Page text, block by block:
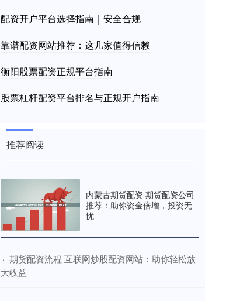
配资开户平台选择指南｜安全合规
靠谱配资网站推荐：这几家值得信赖
衡阳股票配资正规平台指南
股票杠杆配资平台排名与正规开户指南
推荐阅读
内蒙古期货配资 期货配资公司
推荐：助你资金倍增，投资无
忧
· ​期货配资流程 互联网炒股配资网站：助你轻松放
大收益